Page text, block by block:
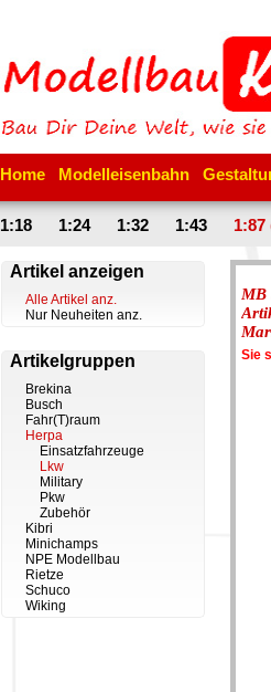
Home Modelleisenbahn
1:18 1:24 1:32 1:43 1:87
Artikel anzeigen
Alle Artikel anz.
Nur Neuheiten anz.
Artikelgruppen
Brekina
Busch
Fahr(T)raum
Herpa
Einsatzfahrzeuge
Lkw
Military
Pkw
Zubehör
Kibri
Minichamps
NPE Modellbau
Rietze
Schuco
Wiking
MB
Sie